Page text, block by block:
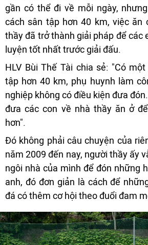
gần có thể đi về mỗi ngày,
cách sân tập hơn 40 km, việc ăn
thầy đã trở thành giải pháp để các
luyện tốt nhất trước giải đấu.
HLV Bùi Thế Tài chia sẻ: "Có
tập hơn 40 km, phụ huynh làm
nghiệp không có điều kiện đưa
đưa các con về nhà thầy ăn ở
hơn".
Đó không phải câu chuyện của
năm 2009 đến nay, người thầy ấy
ngôi nhà của mình để đón những
anh, đó đơn giản là cách để
đá có thêm cơ hội theo đuổi đam